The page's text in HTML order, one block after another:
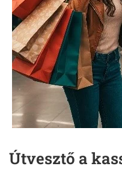
Útvesztő a